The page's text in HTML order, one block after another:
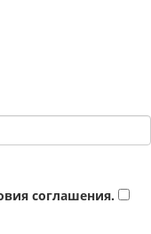
соглашения.